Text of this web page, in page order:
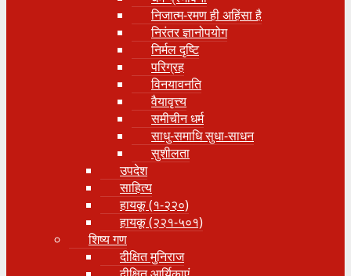
निजात्म-रमण ही अहिंसा है
निरंतर ज्ञानोपयोग
निर्मल दृष्टि
परिग्रह
विनयावनति
वैयावृत्त्य
समीचीन धर्म
साधु-समाधि सुधा-साधन
सुशीलता
उपदेश
साहित्य
हायकू (१‍-२२०)
हायकू (२२१-५०१)
शिष्य गण
दीक्षित मुनिराज